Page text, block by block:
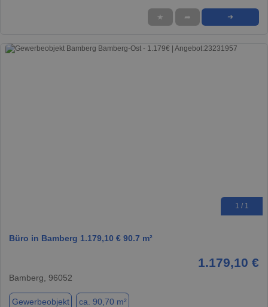
★ ➦ ➜
1 / 1
Büro in Bamberg 1.179,10 € 90.7 m²
1.179,10 €
Bamberg, 96052
Gewerbeobjekt ca. 90,70 m²